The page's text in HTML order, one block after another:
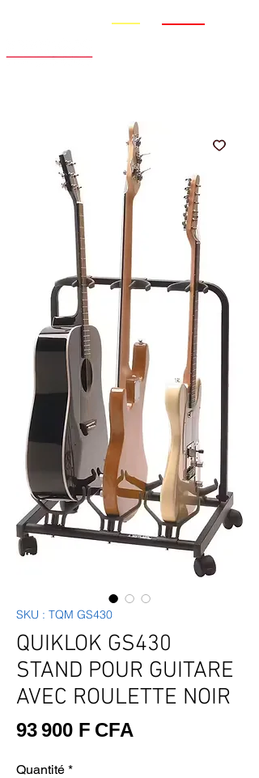
SKU : TQM GS430
QUIKLOK GS430
STAND POUR GUITARE
AVEC ROULETTE NOIR
93 900 F CFA
Quantité *